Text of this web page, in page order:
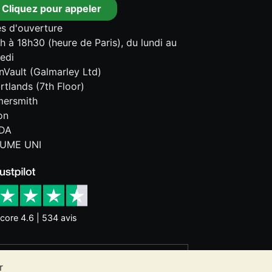
pour appeler
d'ouverture
à 18h30 (heure de Paris), du lundi au
(Galmarley Ltd)
(7th Floor)
UNI
4.6 | 534 avis